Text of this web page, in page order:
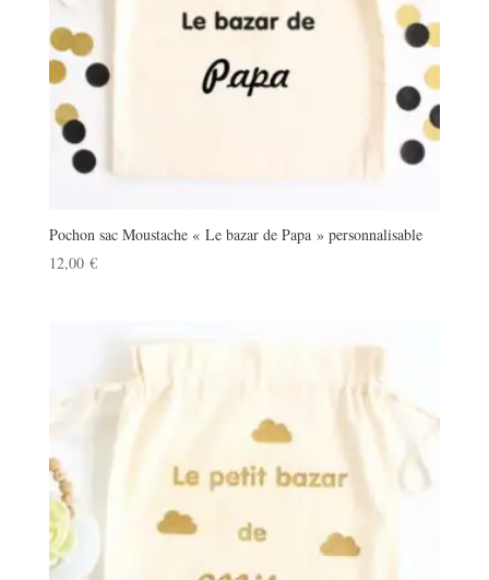
Pochon sac Moustache « Le bazar de Papa » personnalisable
12,00 €